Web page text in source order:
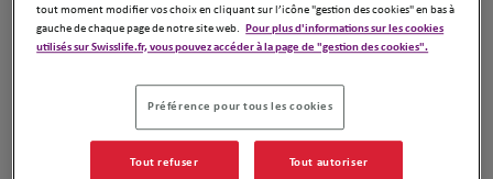
Numéro
Nicolas Ciornei
tout moment modifier vos choix en cliquant sur l’icône "gestion des cookies" en bas à
gauche de chaque page de notre site web. Pour plus d'informations sur les cookies
utilisés sur Swisslife.fr, vous pouvez accéder à la page de "gestion des cookies".
Préférence pour tous les cookies
Tout refuser Tout autoriser